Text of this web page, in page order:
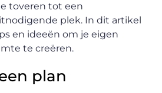
toveren tot een
plek. In dit artikel
en ideeën om je eigen
te creëren.
plan